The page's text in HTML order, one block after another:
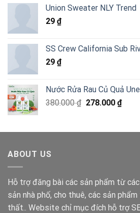
5 sao
là:
tại
Union Sweater NLY Trend
29 ₫
SS Crew California Sub
29 ₫
Nước Rửa Rau Củ Quả
380.000₫ Giá
380.000 ₫.
278.000 ₫Giá
là:
ABOUT US
Hỗ trợ đăng bài các sản phẩm từ
sản nhà phố, cho thuê, các sản
thất.. Website chỉ mục đích hỗ trợ